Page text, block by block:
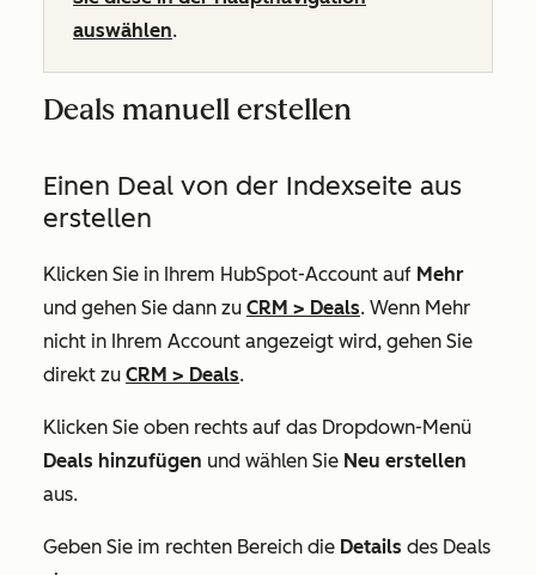
auswählen.
Deals manuell erstellen
Einen Deal von der Indexseite aus
erstellen
Klicken Sie in Ihrem HubSpot-Account auf Mehr
und gehen Sie dann zu CRM > Deals. Wenn Mehr
nicht in Ihrem Account angezeigt wird, gehen Sie
direkt zu CRM > Deals.
Klicken Sie oben rechts auf das Dropdown-Menü
Deals hinzufügen und wählen Sie Neu erstellen
aus.
Geben Sie im rechten Bereich die Details des Deals